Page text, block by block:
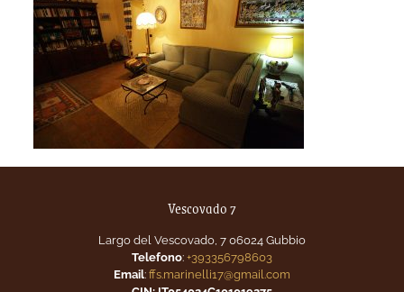
Vescovado 7
Largo del Vescovado, 7 06024 Gubbio
Telefono: +393356798603
Email: ffs.marinelli17@gmail.com